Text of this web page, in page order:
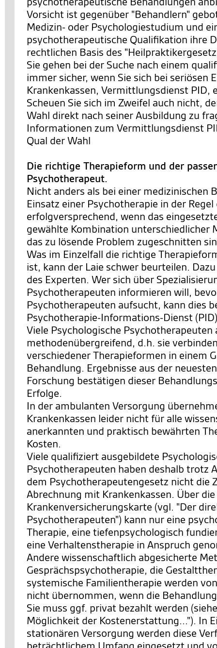
Vorsicht ist gegenüber "Behandlern"
Medizin- oder Psychologiestudium und
psychotherapeutische Qualifikation ihre
rechtlichen Basis des
Sie gehen bei der Suche nach einem
immer sicher, wenn Sie sich bei seriösen
Krankenkassen, Vermittlungsdienst PID,
Scheuen Sie sich im Zweifel auch nicht,
Wahl direkt nach seiner Ausbildung zu
Informationen zum Vermittlungsdienst
Qual der Wahl
Die richtige Therapieform und der
Psychotherapeut.
Nicht anders als bei einer medizinischen
Einsatz einer Psychotherapie in der
erfolgversprechend, wenn das
gewählte Kombination unterschiedlicher
das zu lösende Problem zugeschnitten
Was im Einzelfall die richtige
ist, kann der Laie schwer beurteilen.
des Experten. Wer sich über
Psychotherapeuten informieren will,
Psychotherapeuten aufsucht, kann dies
Psychotherapie-Informations-Dienst
Viele Psychologische
methodenübergreifend, d.h. sie
verschiedener Therapieformen in einem
Behandlung. Ergebnisse aus der
Forschung bestätigen dieser
Erfolge.
In der ambulanten Versorgung
Krankenkassen leider nicht für alle
anerkannten und praktisch bewährten
Kosten.
Viele qualifiziert ausgebildete
Psychotherapeuten haben deshalb trotz
dem Psychotherapeutengesetz nicht die
Abrechnung mit Krankenkassen. Über die
Krankenversicherungskarte (vgl. "Der
Psychotherapeuten") kann nur eine
Therapie, eine tiefenpsychologisch
eine Verhaltenstherapie in Anspruch
Andere wissenschaftlich abgesicherte
Gesprächspsychotherapie, die
systemische Familientherapie werden
nicht übernommen, wenn die
Sie muss ggf. privat bezahlt werden
Möglichkeit der Kostenerstattung..."). In
stationären Versorgung werden diese